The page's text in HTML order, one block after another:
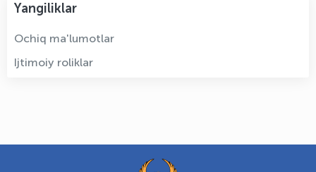
Yangiliklar
Ochiq ma'lumotlar
Ijtimoiy roliklar